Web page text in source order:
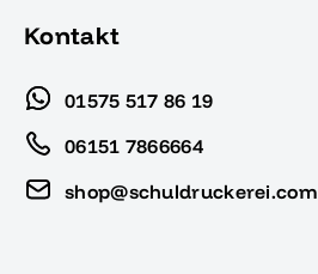
Kontakt
01575 517 86 19
06151 7866664
shop@schuldruckerei.com